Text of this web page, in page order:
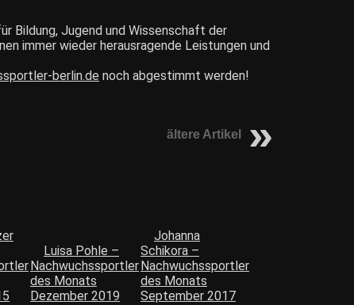
Bildung, Jugend und Wissenschaft der
immer wieder herausragende Leistungen und
berlin.de noch abgestimmt werden!
ältere Artikel
Luisa Pohle –
Nachwuchssportler
des Monats
Dezember 2019
Johanna
Schikora –
Nachwuchssportler
des Monats
September 2017